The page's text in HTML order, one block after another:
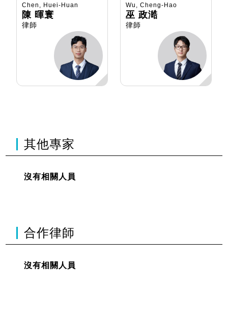
Chen, Huei-Huan
陳 暉寰
律師
Wu, Cheng-Hao
巫 政澔
律師
其他專家
沒有相關人員
合作律師
沒有相關人員